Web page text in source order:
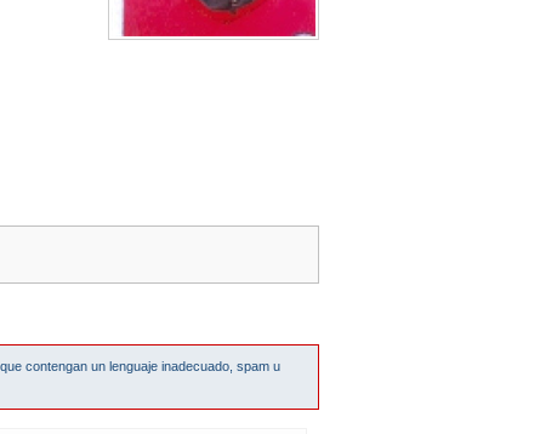
contengan un lenguaje inadecuado, spam u